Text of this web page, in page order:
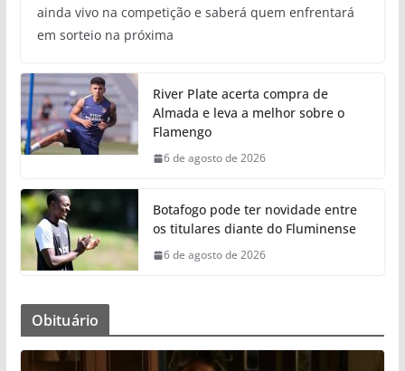
ainda vivo na competição e saberá quem enfrentará
em sorteio na próxima
River Plate acerta compra de
Almada e leva a melhor sobre o
Flamengo
6 de agosto de 2026
Botafogo pode ter novidade entre
os titulares diante do Fluminense
6 de agosto de 2026
Obituário